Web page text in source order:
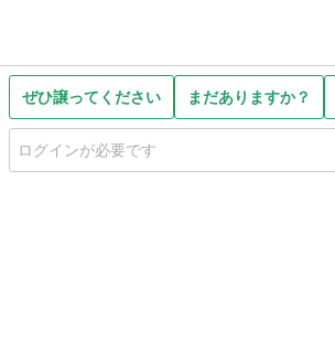
ぜひ譲ってください まだありますか？